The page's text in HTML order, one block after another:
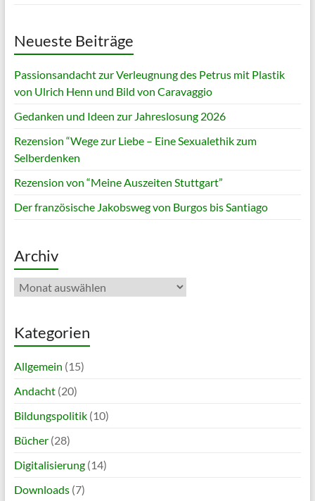
Neueste Beiträge
Passionsandacht zur Verleugnung des Petrus mit Plastik
von Ulrich Henn und Bild von Caravaggio
Gedanken und Ideen zur Jahreslosung 2026
Rezension “Wege zur Liebe – Eine Sexualethik zum
Selberdenken
Rezension von “Meine Auszeiten Stuttgart”
Der französische Jakobsweg von Burgos bis Santiago
Archiv
Archiv
Kategorien
Allgemein (15)
Andacht(20)
Bildungspolitik(10)
Bücher(28)
Digitalisierung(14)
Downloads(7)